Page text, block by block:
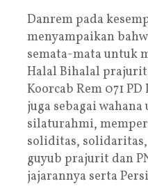
Danrem pada
menyampaikan
semata-mata untuk
Halal Bihalal
Koorcab Rem 071
juga sebagai
silaturahmi,
soliditas,
guyub prajurit dan
jajarannya serta